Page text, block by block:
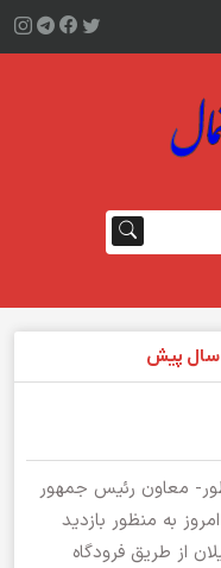
معاون رئیس جمهور
به منظور بازدید
از طریق فرودگاه